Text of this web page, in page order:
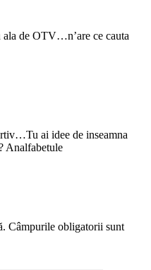
ala de OTV…n’are ce cauta
ai idee de inseamna
Analfabetule
Câmpurile obligatorii sunt